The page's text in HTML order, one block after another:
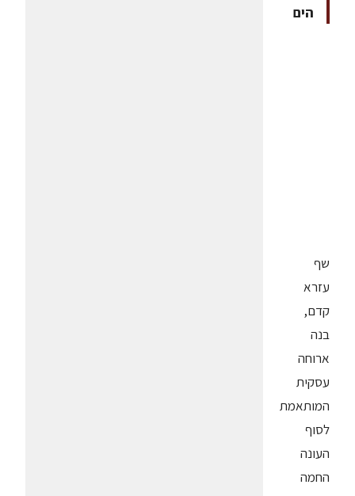
הים
שף
עזרא
קדם,
בנה
ארוחה
עסקית
המותאמת
לסוף
העונה
החמה